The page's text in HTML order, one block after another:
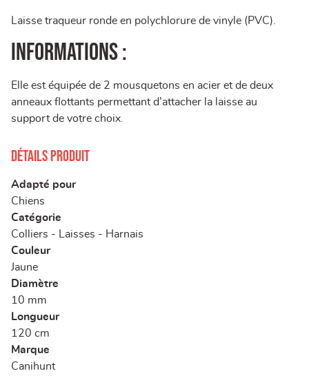
Laisse traqueur ronde en polychlorure de vinyle (PVC).
Informations :
Elle est équipée de 2 mousquetons en acier et de deux
anneaux flottants permettant d’attacher la laisse au
support de votre choix.
Détails produit
Adapté pour
Chiens
Catégorie
Colliers - Laisses - Harnais
Couleur
Jaune
Diamètre
10 mm
Longueur
120 cm
Marque
Canihunt